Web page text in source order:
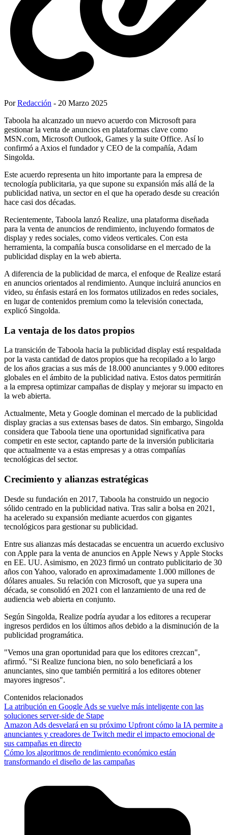
PorRedacción - 20 Marzo 2025
Taboola ha alcanzado un nuevo acuerdo con Microsoft para
gestionar la venta de anuncios en plataformas clave como
MSN.com, Microsoft Outlook, Games y la suite Office. Así lo
confirmó a Axios el fundador y CEO de la compañía, Adam
Singolda.
Este acuerdo representa un hito importante para la empresa de
tecnología publicitaria, ya que supone su expansión más allá de la
publicidad nativa, un sector en el que ha operado desde su creación
hace casi dos décadas.
Recientemente, Taboola lanzó Realize, una plataforma diseñada
para la venta de anuncios de rendimiento, incluyendo formatos de
display y redes sociales, como videos verticales. Con esta
herramienta, la compañía busca consolidarse en el mercado de la
publicidad display en la web abierta.
A diferencia de la publicidad de marca, el enfoque de Realize estará
en anuncios orientados al rendimiento. Aunque incluirá anuncios en
video, su énfasis estará en los formatos utilizados en redes sociales,
en lugar de contenidos premium como la televisión conectada,
explicó Singolda.
La ventaja de los datos propios
La transición de Taboola hacia la publicidad display está respaldada
por la vasta cantidad de datos propios que ha recopilado a lo largo
de los años gracias a sus más de 18.000 anunciantes y 9.000 editores
globales en el ámbito de la publicidad nativa. Estos datos permitirán
a la empresa optimizar campañas de display y mejorar su impacto en
la web abierta.
Actualmente, Meta y Google dominan el mercado de la publicidad
display gracias a sus extensas bases de datos. Sin embargo, Singolda
considera que Taboola tiene una oportunidad significativa para
competir en este sector, captando parte de la inversión publicitaria
que actualmente va a estas empresas y a otras compañías
tecnológicas del sector.
Crecimiento y alianzas estratégicas
Desde su fundación en 2017, Taboola ha construido un negocio
sólido centrado en la publicidad nativa. Tras salir a bolsa en 2021,
ha acelerado su expansión mediante acuerdos con gigantes
tecnológicos para gestionar su publicidad.
Entre sus alianzas más destacadas se encuentra un acuerdo exclusivo
con Apple para la venta de anuncios en Apple News y Apple Stocks
en EE. UU. Asimismo, en 2023 firmó un contrato publicitario de 30
años con Yahoo, valorado en aproximadamente 1.000 millones de
dólares anuales. Su relación con Microsoft, que ya supera una
década, se consolidó en 2021 con el lanzamiento de una red de
audiencia web abierta en conjunto.
Según Singolda, Realize podría ayudar a los editores a recuperar
ingresos perdidos en los últimos años debido a la disminución de la
publicidad programática.
"Vemos una gran oportunidad para que los editores crezcan",
afirmó. "Si Realize funciona bien, no solo beneficiará a los
anunciantes, sino que también permitirá a los editores obtener
mayores ingresos".
Contenidos relacionados
La atribución en Google Ads se vuelve más inteligente con las
soluciones server-side de Stape
Amazon Ads desvelará en su próximo Upfront cómo la IA permite a
anunciantes y creadores de Twitch medir el impacto emocional de
sus campañas en directo
Cómo los algoritmos de rendimiento económico están
transformando el diseño de las campañas